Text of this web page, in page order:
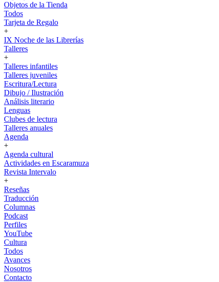
Objetos de la Tienda
Todos
Tarjeta de Regalo
+
IX Noche de las Librerías
Talleres
+
Talleres infantiles
Talleres juveniles
Escritura/Lectura
Dibujo / Ilustración
Análisis literario
Lenguas
Clubes de lectura
Talleres anuales
Agenda
+
Agenda cultural
Actividades en Escaramuza
Revista Intervalo
+
Reseñas
Traducción
Columnas
Podcast
Perfiles
YouTube
Cultura
Todos
Avances
Nosotros
Contacto